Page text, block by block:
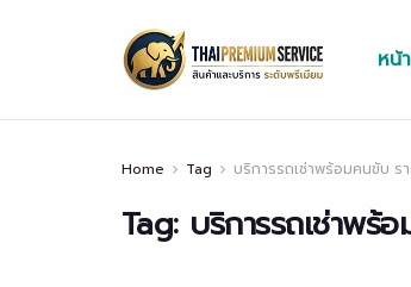
หน้
Home Tag บริการรถเช่าพร้อมคนขับ ร
Tag: บริการรถเช่าพร้